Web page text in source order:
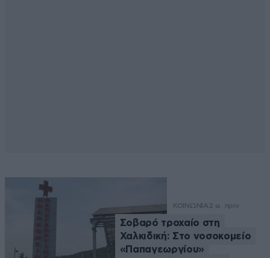
ΚΟΙΝΩΝΙΑ2 ω. πριν
Σοβαρό τροχαίο στη
Χαλκιδική: Στο νοσοκομείο
«Παπαγεωργίου»